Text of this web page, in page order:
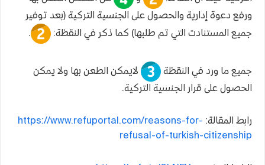
ورفع دعوة إدارية والحصول على الجنسية التركية (بعد توفير
جميع المستنادت التي تم طلبها) كما ذكر في النقظة:
.
جميع ما ورد في النقظة
لايمكن الطعن بها ولا يمكن
الحصول على قرار الجنسية التركية.
رابط المقالة: https://www.refuportal.com/reasons-for-
refusal-of-turkish-citizenship